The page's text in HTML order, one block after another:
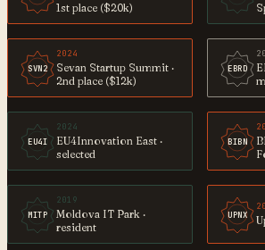
1st place ($20k)
SVN2
2024
Sevan Startup Summit ·
2nd place ($12k)
EBRD
EU4I
2024
EU4Innovation East ·
selected
BIBN
MITP
2019
Moldova IT Park ·
resident
UPNX